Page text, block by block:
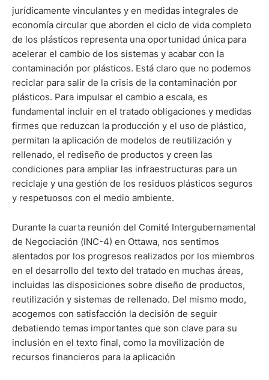
jurídicamente vinculantes y en medidas integrales de
economía circular que aborden el ciclo de vida completo
de los plásticos representa una oportunidad única para
acelerar el cambio de los sistemas y acabar con la
contaminación por plásticos. Está claro que no podemos
reciclar para salir de la crisis de la contaminación por
plásticos. Para impulsar el cambio a escala, es
fundamental incluir en el tratado obligaciones y medidas
firmes que reduzcan la producción y el uso de plástico,
permitan la aplicación de modelos de reutilización y
rellenado, el rediseño de productos y creen las
condiciones para ampliar las infraestructuras para un
reciclaje y una gestión de los residuos plásticos seguros
y respetuosos con el medio ambiente.
Durante la cuarta reunión del Comité Intergubernamental
de Negociación (INC-4) en Ottawa, nos sentimos
alentados por los progresos realizados por los miembros
en el desarrollo del texto del tratado en muchas áreas,
incluidas las disposiciones sobre diseño de productos,
reutilización y sistemas de rellenado. Del mismo modo,
acogemos con satisfacción la decisión de seguir
debatiendo temas importantes que son clave para su
inclusión en el texto final, como la movilización de
recursos financieros para la aplicación